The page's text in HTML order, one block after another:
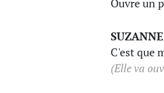
Ouvre un
SUZANNE
C'est que
(Elle va